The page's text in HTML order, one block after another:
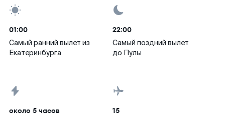
01:00
Самый ранний вылет из
Екатеринбурга
22:00
Самый поздний вылет
до Пулы
около 5 часов 15